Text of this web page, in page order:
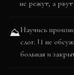
не режут, а
⛰️Научись
слог. И не
больная и